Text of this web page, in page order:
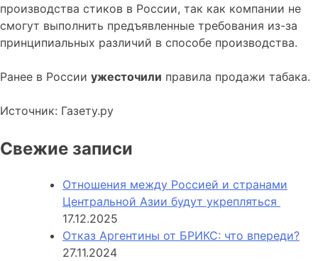
производства стиков в России, так как компании не
смогут выполнить предъявленные требования из-за
принципиальных различий в способе производства.
Ранее в России ужесточили правила продажи табака.
Источник: Газету.ру
Свежие записи
Отношения между Россией и странами
Центральной Азии будут укрепляться
17.12.2025
Отказ Аргентины от БРИКС: что впереди?
27.11.2024